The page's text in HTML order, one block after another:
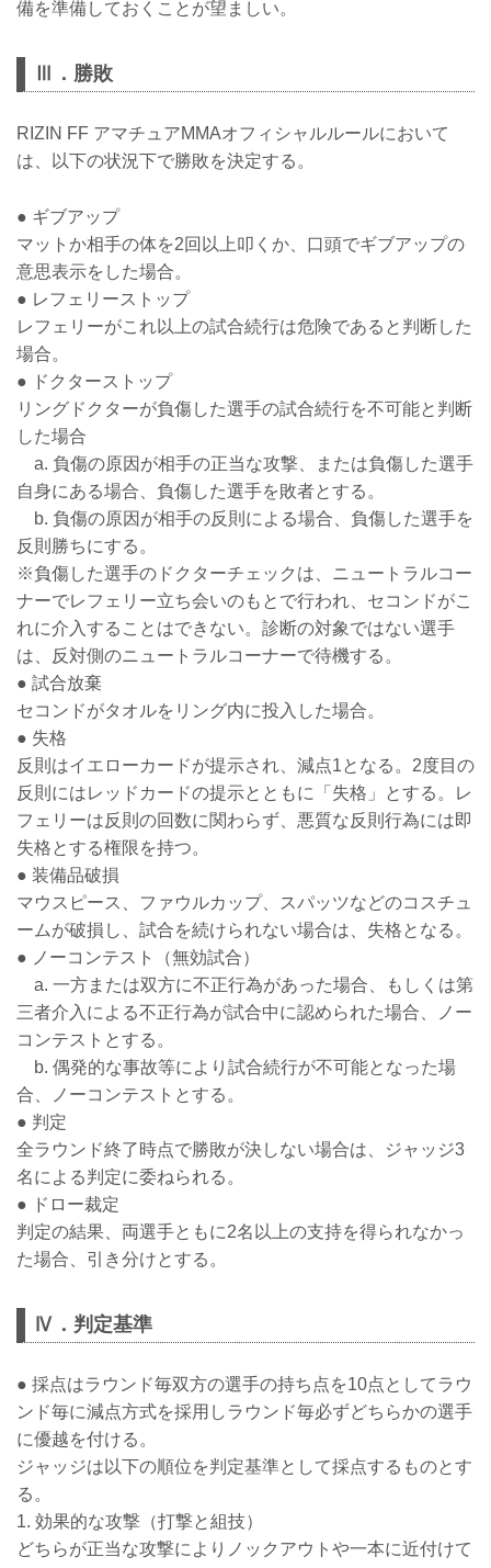
備を準備しておくことが望ましい。
Ⅲ．勝敗
RIZIN FF アマチュアMMAオフィシャルルールにおいて
は、以下の状況下で勝敗を決定する。
● ギブアップ
マットか相手の体を2回以上叩くか、口頭でギブアップの
意思表示をした場合。
● レフェリーストップ
レフェリーがこれ以上の試合続行は危険であると判断した
場合。
● ドクターストップ
リングドクターが負傷した選手の試合続行を不可能と判断
した場合
a. 負傷の原因が相手の正当な攻撃、または負傷した選手
自身にある場合、負傷した選手を敗者とする。
b. 負傷の原因が相手の反則による場合、負傷した選手を
反則勝ちにする。
※負傷した選手のドクターチェックは、ニュートラルコー
ナーでレフェリー立ち会いのもとで行われ、セコンドがこ
れに介入することはできない。診断の対象ではない選手
は、反対側のニュートラルコーナーで待機する。
● 試合放棄
セコンドがタオルをリング内に投入した場合。
● 失格
反則はイエローカードが提示され、減点1となる。2度目の
反則にはレッドカードの提示とともに「失格」とする。レ
フェリーは反則の回数に関わらず、悪質な反則行為には即
失格とする権限を持つ。
● 装備品破損
マウスピース、ファウルカップ、スパッツなどのコスチュ
ームが破損し、試合を続けられない場合は、失格となる。
● ノーコンテスト（無効試合）
a. 一方または双方に不正行為があった場合、もしくは第
三者介入による不正行為が試合中に認められた場合、ノー
コンテストとする。
b. 偶発的な事故等により試合続行が不可能となった場
合、ノーコンテストとする。
● 判定
全ラウンド終了時点で勝敗が決しない場合は、ジャッジ3
名による判定に委ねられる。
● ドロー裁定
判定の結果、両選手ともに2名以上の支持を得られなかっ
た場合、引き分けとする。
Ⅳ．判定基準
● 採点はラウンド毎双方の選手の持ち点を10点としてラウ
ンド毎に減点方式を採用しラウンド毎必ずどちらかの選手
に優越を付ける。
ジャッジは以下の順位を判定基準として採点するものとす
る。
1. 効果的な攻撃（打撃と組技）
どちらが正当な攻撃によりノックアウトや一本に近付けて